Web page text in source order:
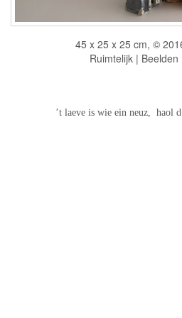
45 x 25 x 25 cm, ©
Ruimtelijk |
’t laeve is wie ein neuz, haol